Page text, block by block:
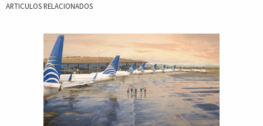
ARTICULOS RELACIONADOS